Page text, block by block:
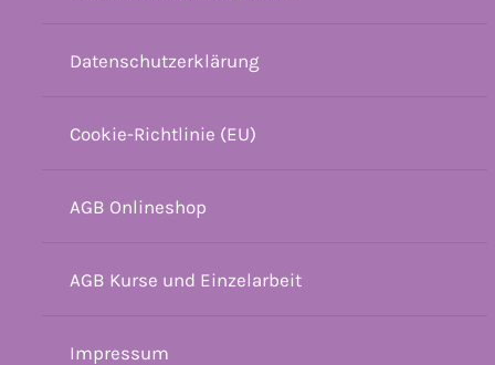
Datenschutzerklärung
Cookie-Richtlinie (EU)
AGB Onlineshop
AGB Kurse und Einzelarbeit
Impressum